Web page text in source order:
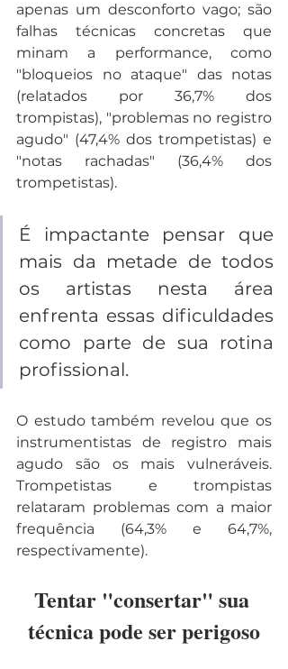
apenas um desconforto vago; são
falhas técnicas concretas que
minam a performance, como
"bloqueios no ataque" das notas
(relatados por 36,7% dos
trompistas), "problemas no registro
agudo" (47,4% dos trompetistas) e
"notas rachadas" (36,4% dos
trompetistas).
É impactante pensar que
mais da metade de todos
os artistas nesta área
enfrenta essas dificuldades
como parte de sua rotina
profissional.
O estudo também revelou que os
instrumentistas de registro mais
agudo são os mais vulneráveis.
Trompetistas e trompistas
relataram problemas com a maior
frequência (64,3% e 64,7%,
respectivamente).
Tentar "consertar" sua
técnica pode ser perigoso